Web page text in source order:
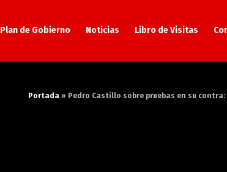
Plan de Gobierno Noticias Libro de Visitas
Portada » Pedro Castillo sobre pruebas en su contra: